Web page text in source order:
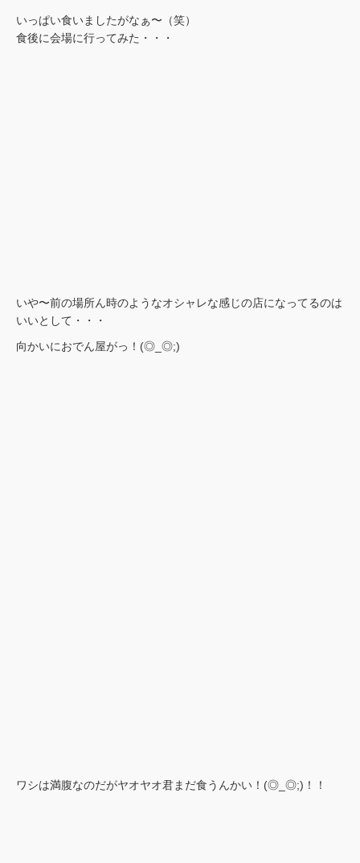
いっぱい食いましたがなぁ〜（笑）
食後に会場に行ってみた・・・
いや〜前の場所ん時のようなオシャレな感じの店になってるのは
いいとして・・・
向かいにおでん屋がっ！(◎_◎;)
ワシは満腹なのだがヤオヤオ君まだ食うんかい！(◎_◎;)！！